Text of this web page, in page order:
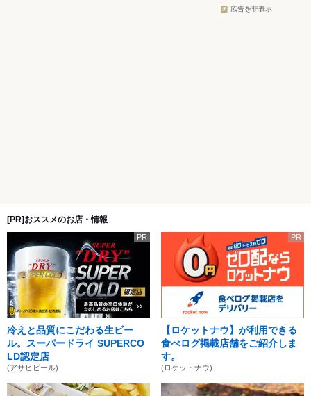
広告を非表示
[PR]おススメのお店・情報
PR
冷えと品質にこだわる生ビー
ル。スーパードライ SUPERCO
LD認定店
(アサヒビール)
PR
【ロケットナウ】が利用できる
食べログ掲載店舗をご紹介しま
す。
(ロケットナウ)